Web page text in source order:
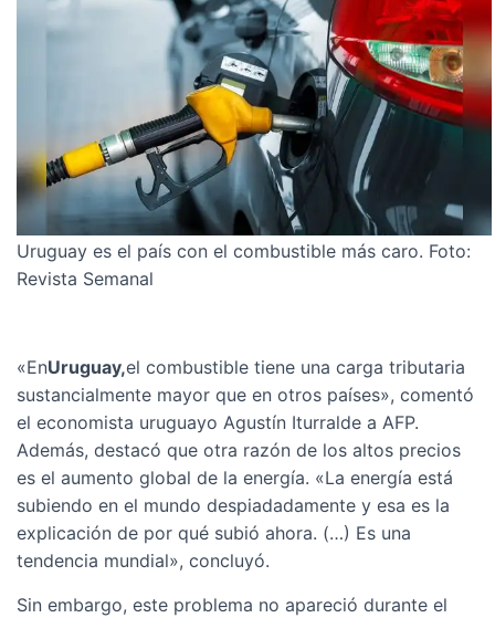
Uruguay es el país con el combustible más caro. Foto:
Revista Semanal
«EnUruguay,el combustible tiene una carga tributaria
sustancialmente mayor que en otros países», comentó
el economista uruguayo Agustín Iturralde a AFP.
Además, destacó que otra razón de los altos precios
es el aumento global de la energía. «La energía está
subiendo en el mundo despiadadamente y esa es la
explicación de por qué subió ahora. (…) Es una
tendencia mundial», concluyó.
Sin embargo, este problema no apareció durante el